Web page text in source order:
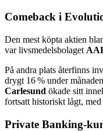
Comeback i
Den mest köpta aktien
var livsmedelsbolaget
På andra plats återfinns
drygt 16 % under
Carlesund ökade sitt
fortsatt historiskt lågt,
Private Banking-